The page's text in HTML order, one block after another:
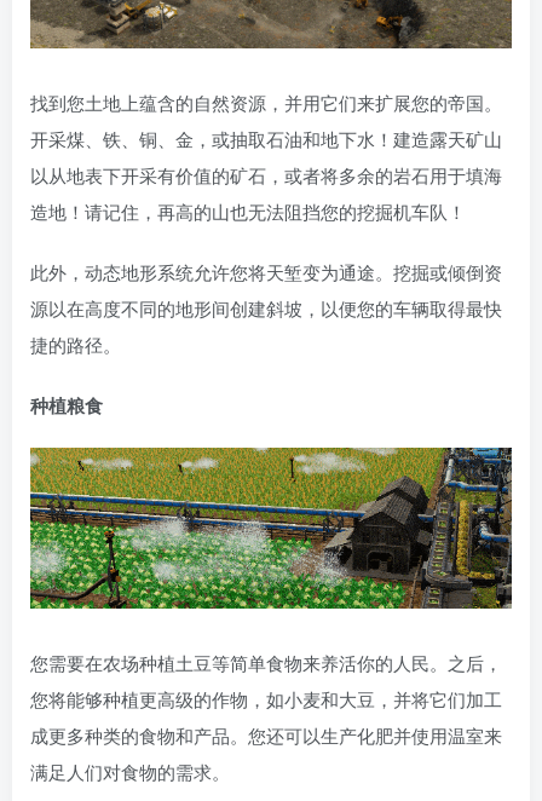
找到您土地上蕴含的自然资源，并用它们来扩展您的帝国。
开采煤、铁、铜、金，或抽取石油和地下水！建造露天矿山
以从地表下开采有价值的矿石，或者将多余的岩石用于填海
造地！请记住，再高的山也无法阻挡您的挖掘机车队！
此外，动态地形系统允许您将天堑变为通途。挖掘或倾倒资
源以在高度不同的地形间创建斜坡，以便您的车辆取得最快
捷的路径。
种植粮食
您需要在农场种植土豆等简单食物来养活你的人民。之后，
您将能够种植更高级的作物，如小麦和大豆，并将它们加工
成更多种类的食物和产品。您还可以生产化肥并使用温室来
满足人们对食物的需求。